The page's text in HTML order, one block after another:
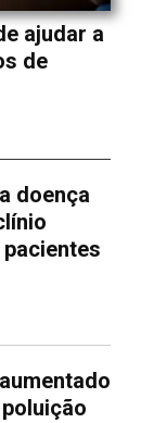
ajudar a
de
doença